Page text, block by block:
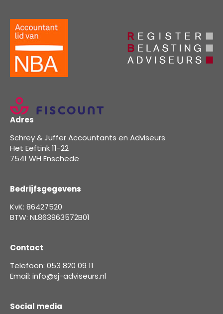
Adres
Schrey & Juffer Accountants en Adviseurs
Het Eeftink 11-22
7541 WH Enschede
Bedrijfsgegevens
KvK: 86427520
BTW: NL863963572B01
Contact
Telefoon: 053 820 09 11
Email: info@sj-adviseurs.nl
Social media